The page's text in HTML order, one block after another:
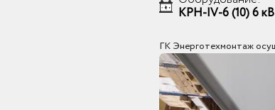
КРН-IV-6 (10) 6 кВ
ГК Энерготехмонтаж